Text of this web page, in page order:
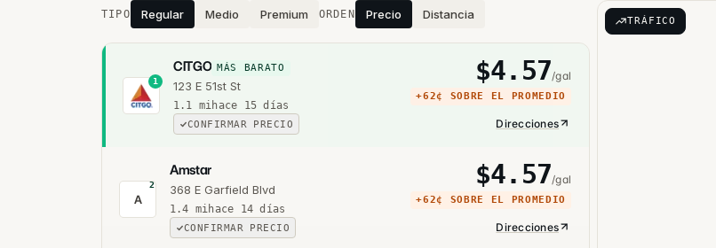
Estaciones cercanas
TIPO Regular Medio Premium ORDEN Precio Distancia
1
CITGO MÁS BARATO
123 E 51st St
1.1 mihace 15 días
CONFIRMAR PRECIO
$4.57/gal
+62¢ SOBRE EL PROMEDIO
Direcciones
A
2
Amstar
368 E Garfield Blvd
1.4 mihace 14 días
CONFIRMAR PRECIO
$4.57/gal
+62¢ SOBRE EL PROMEDIO
Direcciones
TRÁFICO